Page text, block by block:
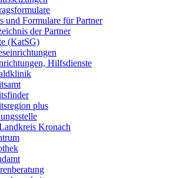
und Formulare für Partner
der Partner
(KatSG)
Hilfsdienste
plus
Kronach